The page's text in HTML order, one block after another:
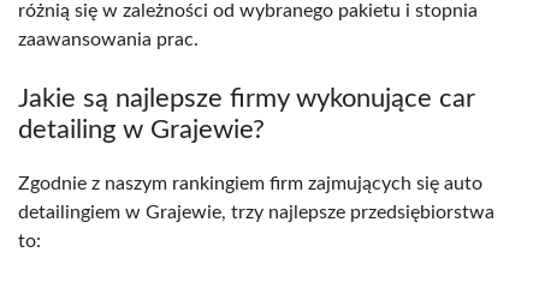
różnią się w zależności od wybranego pakietu i stopnia
zaawansowania prac.
Jakie są najlepsze firmy wykonujące car
detailing w Grajewie?
Zgodnie z naszym rankingiem firm zajmujących się auto
detailingiem w Grajewie, trzy najlepsze przedsiębiorstwa
to: